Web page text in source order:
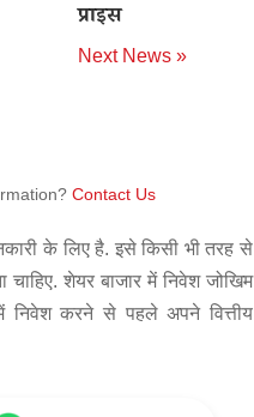
प्राइस
Next News »
Contact Us
के लिए है. इसे किसी भी तरह से
शेयर बाजार में निवेश जोखिम
निवेश करने से पहले अपने वित्तीय